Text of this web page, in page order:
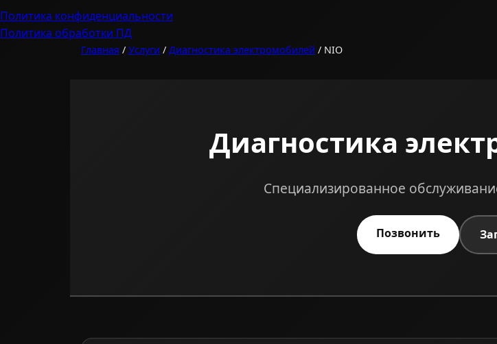
Политика конфиденциальности
Политика обработки ПД
Главная / Услуги / Диагностика электромобилей / NIO
Диагностика
Специализированное
Позвонить